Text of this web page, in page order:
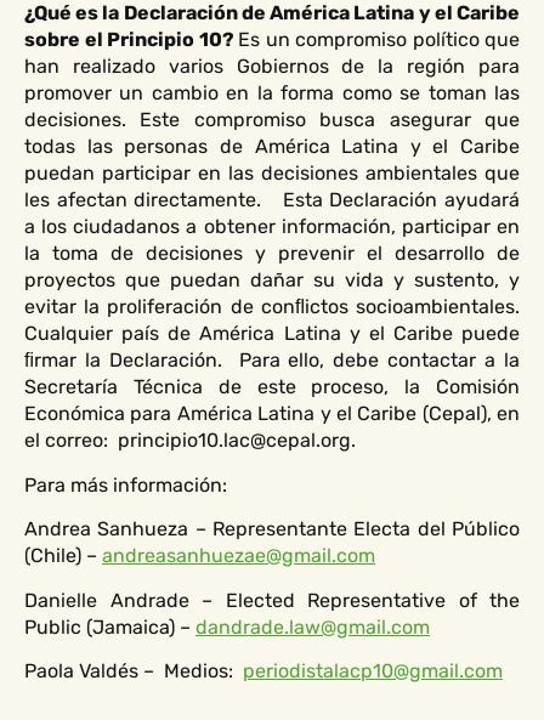
¿Qué es la Declaración de América Latina y el Caribe
sobre el Principio 10? Es un compromiso político que
han realizado varios Gobiernos de la región para
promover un cambio en la forma como se toman las
decisiones. Este compromiso busca asegurar que
todas las personas de América Latina y el Caribe
puedan participar en las decisiones ambientales que
les afectan directamente.
Esta Declaración ayudará
a los ciudadanos a obtener información, participar en
la toma de decisiones y prevenir el desarrollo de
proyectos que puedan dañar su vida y sustento, y
evitar la proliferación de conﬂictos socioambientales.
Cualquier país de América Latina y el Caribe puede
ﬁrmar la Declaración.
Para ello, debe contactar a la
Secretaría Técnica de este proceso, la Comisión
Económica para América Latina y el Caribe (Cepal), en
el correo: principio10.lac@cepal.org.
Para más información:
Andrea Sanhueza – Representante Electa del Público
(Chile) – andreasanhuezae@gmail.com
Danielle Andrade – Elected Representative of the
Public (Jamaica) – dandrade.law@gmail.com
Paola Valdés – Medios: periodistalacp10@gmail.com